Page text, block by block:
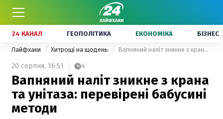
24 КАНАЛ ГЕОПОЛІТИКА ЕКОНОМІКА БІЗНЕС
Лайфхаки Хитрощі на щодень Вапняний наліт зникне з крана та унітаза: перевірені бабусині методи
20 серпня, 16:51 4
Вапняний наліт зникне з крана
та унітаза: перевірені бабусині
методи